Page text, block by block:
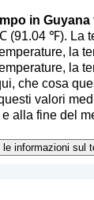
in
(91.04 ℉). La
la
la
che cosa
valori
alla fine del
informazioni sul